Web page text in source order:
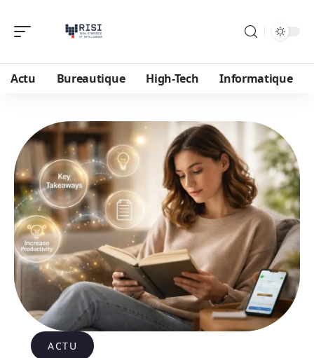
Actu Bureautique High-Tech Informatique
ACTU